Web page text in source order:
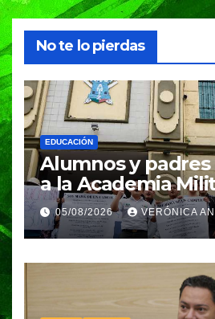
No te lo pierdas
EDUCACIÓN
Alumnos y
a la Academia
Ignacio Zaragoza
piden a la SEP no
plantel
05/08/2026 VERÓNICA